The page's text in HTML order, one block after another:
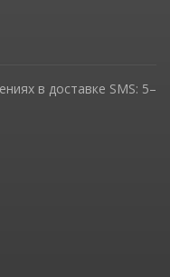
в доставке SMS: 5–